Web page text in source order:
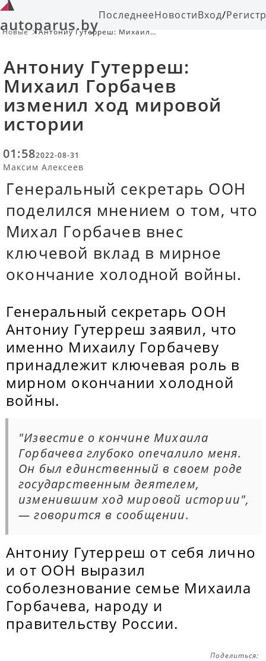
autoparus.byПоследнееНовостиВход/
Новые
Антониу Гутерреш: Михаил
Антониу Гутерреш:
Михаил Горбачев
изменил ход мировой
истории
01:582022-08-31
Максим Алексеев
Генеральный секретарь ООН
поделился мнением о том, что
Михал Горбачев внес
ключевой вклад в мирное
окончание холодной войны.
Генеральный секретарь ООН
Антониу Гутерреш заявил, что
именно Михаилу Горбачеву
принадлежит ключевая роль в
мирном окончании холодной
войны.
"Известие о кончине Михаила
Горбачева глубоко опечалило меня.
Он был единственный в своем роде
государственным деятелем,
изменившим ход мировой истории",
— говорится в сообщении.
Антониу Гутерреш от себя лично
и от ООН выразил
соболезнование семье Михаила
Горбачева, народу и
правительству России.
Поделиться: